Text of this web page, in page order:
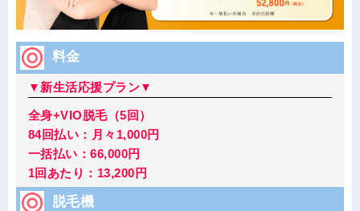
料金
▼新生活応援プラン▼
全身+VIO脱毛（5回）
84回払い：月々1,000円
一括払い：66,000円
1回あたり：13,200円
脱毛機